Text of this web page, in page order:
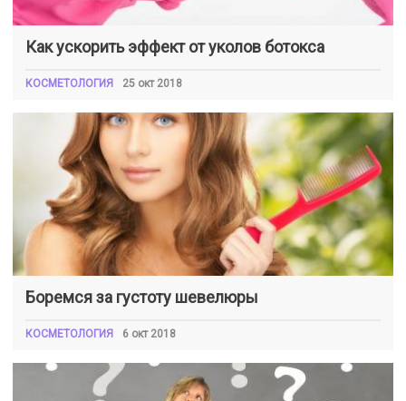
Как ускорить эффект от уколов ботокса
КОСМЕТОЛОГИЯ 25 окт 2018
Боремся за густоту шевелюры
КОСМЕТОЛОГИЯ 6 окт 2018